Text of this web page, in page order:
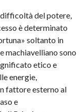
difficoltà del potere,
è determinato
soltanto in
machiavelliano sono
etico e
energie,
fattore esterno al
e